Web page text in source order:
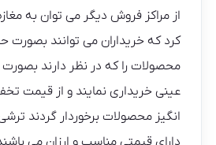
از مراکز فروش دیگر می توان به
کرد که خریداران می توانند بصورت
محصولات را که در نظر دارند
عینی خریداری نمایند و از قیمت
انگیز محصولات برخوردار گردند
دارای قیمتی مناسب و ارزان می